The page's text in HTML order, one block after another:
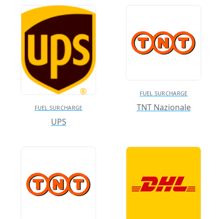
FUEL SURCHARGE
UPS
FUEL SURCHARGE
TNT Nazionale